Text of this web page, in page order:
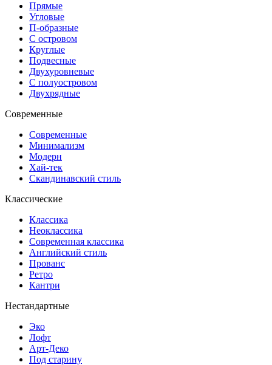
Прямые
Угловые
П-образные
С островом
Круглые
Подвесные
Двухуровневые
С полуостровом
Двухрядные
Современные
Современные
Минимализм
Модерн
Хай-тек
Скандинавский стиль
Классические
Классика
Неоклассика
Современная классика
Английский стиль
Прованс
Ретро
Кантри
Нестандартные
Эко
Лофт
Арт-Деко
Под старину